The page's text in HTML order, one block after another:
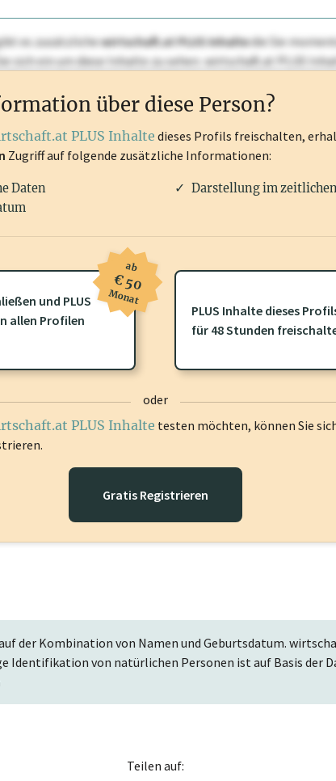
es zusätzlichewirtschaft.at PLUS Inhaltedie Sie
sich ein um diese Inhalte zu sehen. wirtschaft.at PLUS
es zusätzliche wirtschaft.at PLUS Inhaltedie Sie
sich ein um diese Inhalte zu sehen.
über diese Person?
PLUS Inhaltedieses Profils freischalten,
Zugriff auf folgende zusätzliche Informationen:
Daten
Darstellung im
und PLUS
allen Profilen
ab
€ 50
Monat
PLUS Inhalte dieses
für 48 Stunden
oder
PLUS Inhalte testen möchten, können Sie
Gratis Registrieren
der Kombination von Namen und Geburtsdatum.
Identifikation von natürlichen Personen ist auf Basis der
Teilen auf: